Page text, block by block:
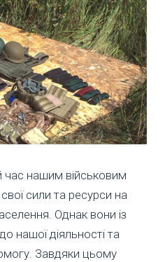
нашим військовим
сили та ресурси на
Однак вони із
нашої діяльності та
Завдяки цьому